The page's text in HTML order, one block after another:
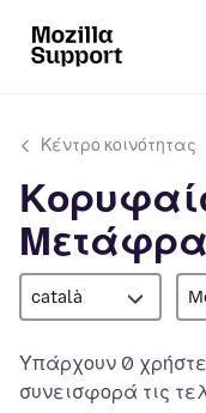
Κέντρο κοινότητας
català
Υπάρχουν 0
συνεισφορά τις